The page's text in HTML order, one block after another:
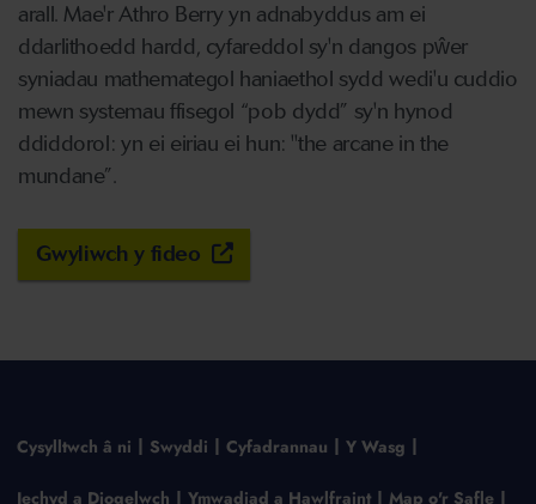
arall. Mae'r Athro Berry yn adnabyddus am ei
ddarlithoedd hardd, cyfareddol sy'n dangos pŵer
syniadau mathemategol haniaethol sydd wedi'u cuddio
mewn systemau ffisegol “pob dydd” sy'n hynod
ddiddorol: yn ei eiriau ei hun: "the arcane in the
mundane”.
Gwyliwch y fideo
Cysylltwch â ni Swyddi Cyfadrannau Y Wasg
Iechyd a Diogelwch Ymwadiad a Hawlfraint Map o'r Safle